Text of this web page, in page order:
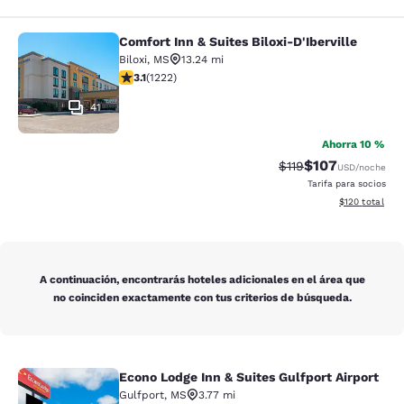
Comfort Inn & Suites Biloxi-
41
Comfort Inn & Suites Biloxi-D'Iberville
Biloxi, MS
13.24 mi
calificación de 3.12 estrellas. Bueno. 1222 reseñas
3.1(1222)
Ahorra 10 %
Precio tachado:
$119Precio con
$107USD/noche
Tarifa para socios
Ver detalles
$120 total
A continuación, encontrarás hoteles adicionales en el área que
no coinciden exactamente con tus criterios de búsqueda.
Econo Lodge Inn & Suites Gulfport
Econo Lodge Inn & Suites Gulfport Airport
Gulfport, MS 3.77 mi